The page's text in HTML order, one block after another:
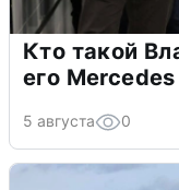
Кто такой
его
5 августа 0